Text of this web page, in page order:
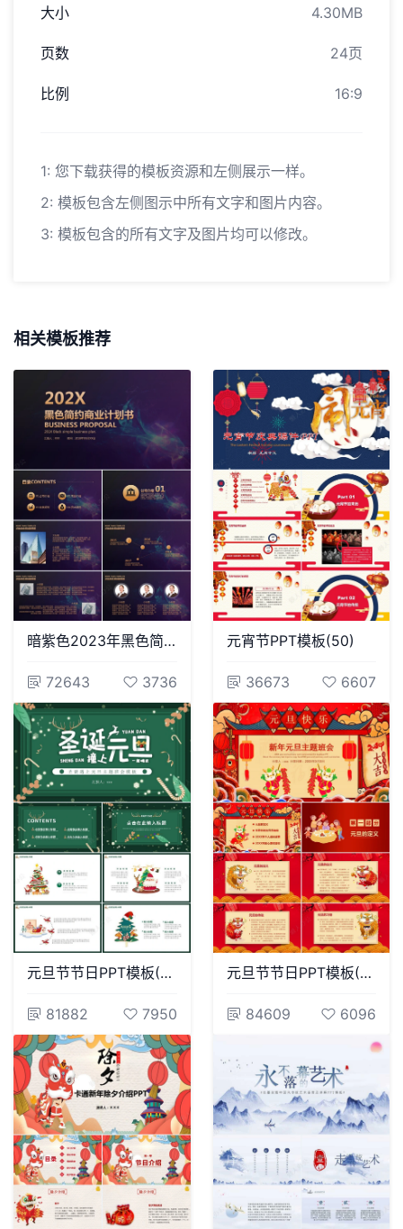
大小 4.30MB
页数 24页
比例 16:9
1: 您下载获得的模板资源和左侧展示一样。
2: 模板包含左侧图示中所有文字和图片内容。
3: 模板包含的所有文字及图片均可以修改。
相关模板推荐
暗紫色2023年黑色简约商业计划书PPT模板
72643 3736
元宵节PPT模板(50)
36673 6607
元旦节节日PPT模板(115)
81882 7950
元旦节节日PPT模板(41)
84609 6096